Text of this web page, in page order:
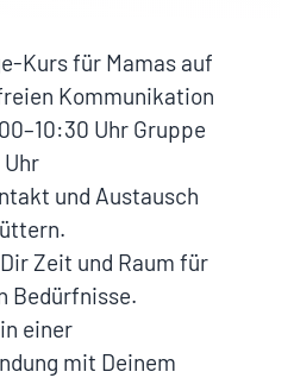
Kurs für Mamas auf
Kommunikation
Uhr Gruppe
Uhr
und Austausch
Zeit und Raum für
Bedürfnisse.
einer
mit Deinem